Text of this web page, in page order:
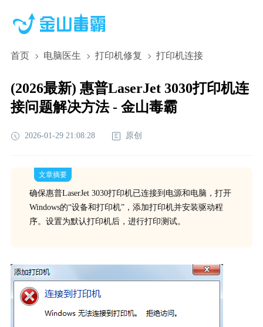
首页 电脑医生 打印机修复 打印机连接
(2026最新) 惠普LaserJet 3030打印机连
接问题解决方法 - 金山毒霸
2026-01-29 21:08:28 原创
文章摘要
确保惠普LaserJet 3030打印机已连接到电源和电脑，打开
Windows的“设备和打印机”，添加打印机并安装驱动程
序。设置为默认打印机后，进行打印测试。